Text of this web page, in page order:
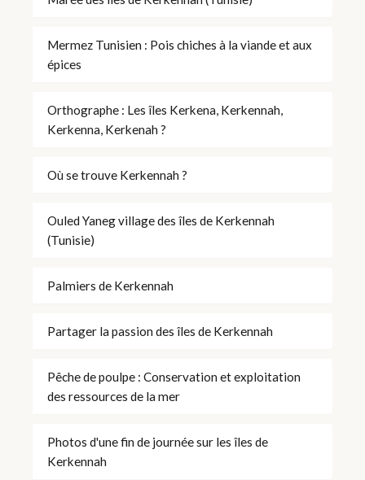
Mermez Tunisien : Pois chiches à la viande et aux
épices
Orthographe : Les îles Kerkena, Kerkennah,
Kerkenna, Kerkenah ?
Où se trouve Kerkennah ?
Ouled Yaneg village des îles de Kerkennah
(Tunisie)
Palmiers de Kerkennah
Partager la passion des îles de Kerkennah
Pêche de poulpe : Conservation et exploitation
des ressources de la mer
Photos d'une fin de journée sur les îles de
Kerkennah